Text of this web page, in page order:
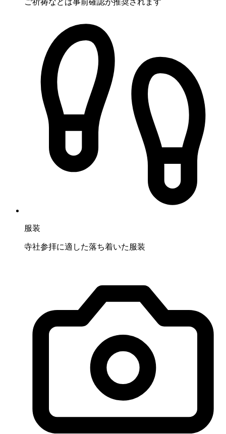
服装
寺社参拝に適した落ち着いた服装